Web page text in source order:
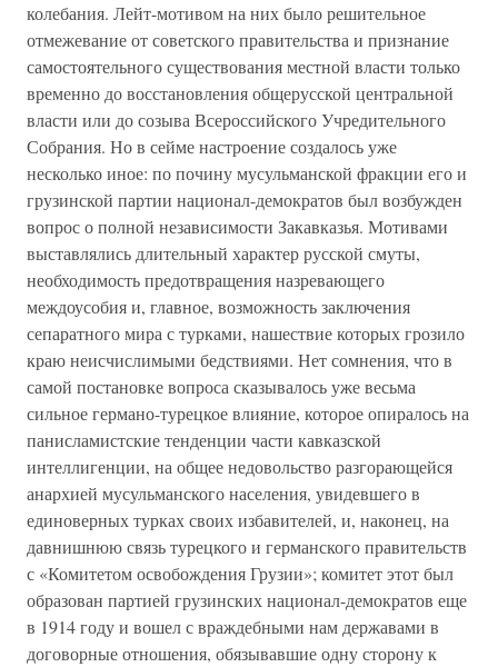
колебания. Лейт-мотивом на них было решительное
отмежевание от советского правительства и признание
самостоятельного существования местной власти только
временно до восстановления общерусской центральной
власти или до созыва Всероссийского Учредительного
Собрания. Но в сейме настроение создалось уже
несколько иное: по почину мусульманской фракции его и
грузинской партии национал-демократов был возбужден
вопрос о полной независимости Закавказья. Мотивами
выставлялись длительный характер русской смуты,
необходимость предотвращения назревающего
междоусобия и, главное, возможность заключения
сепаратного мира с турками, нашествие которых грозило
краю неисчислимыми бедствиями. Нет сомнения, что в
самой постановке вопроса сказывалось уже весьма
сильное германо-турецкое влияние, которое опиралось на
панисламистские тенденции части кавказской
интеллигенции, на общее недовольство разгорающейся
анархией мусульманского населения, увидевшего в
единоверных турках своих избавителей, и, наконец, на
давнишнюю связь турецкого и германского правительств
с «Комитетом освобождения Грузии»; комитет этот был
образован партией грузинских национал-демократов еще
в 1914 году и вошел с враждебными нам державами в
договорные отношения, обязывавшие одну сторону к